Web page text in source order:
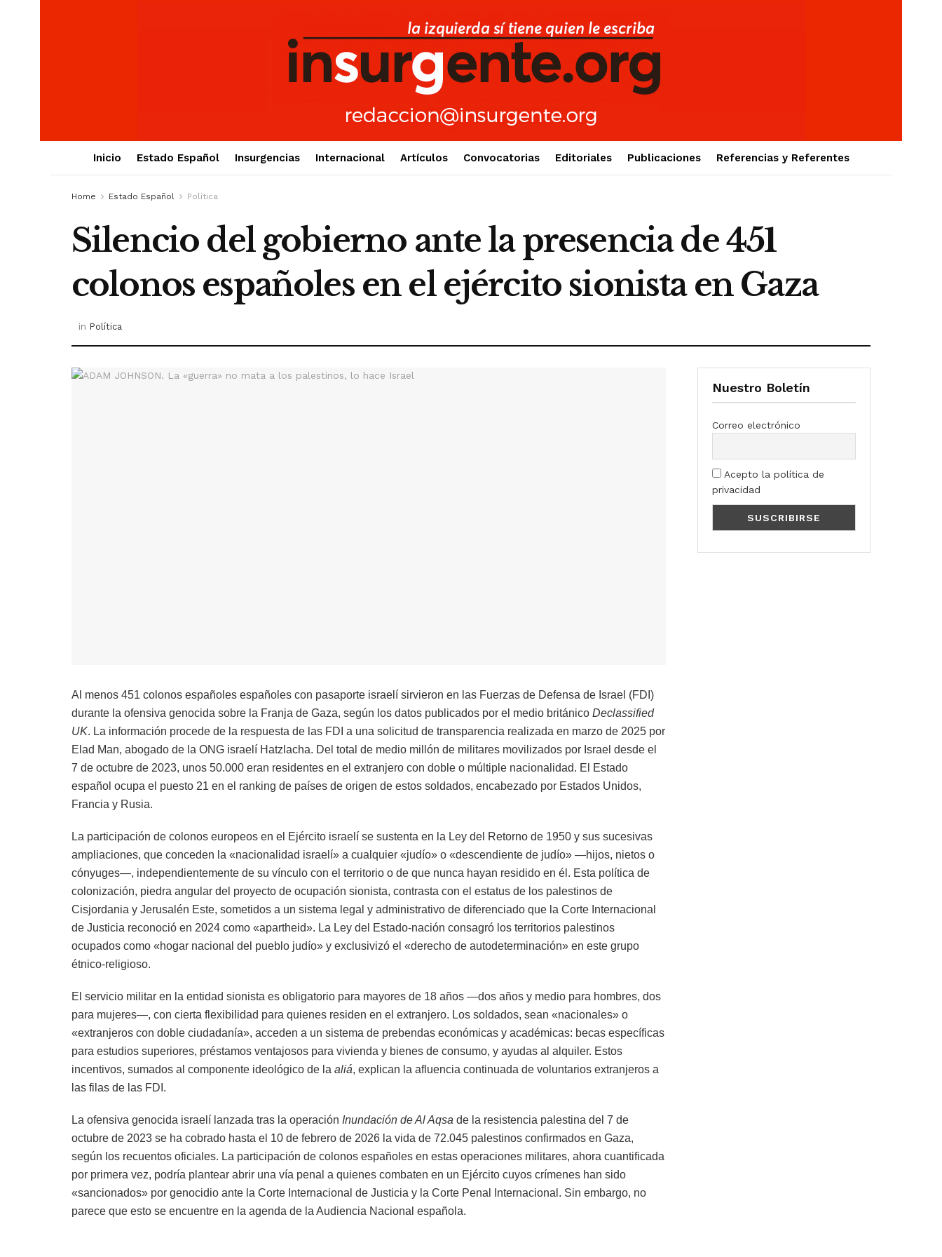
Inicio Estado Español Insurgencias Internacional Artículos Convocatorias Editoriales Publicaciones Referencias y Referentes
Home Estado Español Política
Silencio del gobierno ante la presencia de 451
colonos españoles en el ejército sionista en Gaza
in Política
Al menos 451 colonos españoles españoles con pasaporte israelí sirvieron en las Fuerzas de Defensa de Israel (FDI)
durante la ofensiva genocida sobre la Franja de Gaza, según los datos publicados por el medio británico Declassified
UK. La información procede de la respuesta de las FDI a una solicitud de transparencia realizada en marzo de 2025 por
Elad Man, abogado de la ONG israelí Hatzlacha. Del total de medio millón de militares movilizados por Israel desde el
7 de octubre de 2023, unos 50.000 eran residentes en el extranjero con doble o múltiple nacionalidad. El Estado
español ocupa el puesto 21 en el ranking de países de origen de estos soldados, encabezado por Estados Unidos,
Francia y Rusia.
La participación de colonos europeos en el Ejército israelí se sustenta en la Ley del Retorno de 1950 y sus sucesivas
ampliaciones, que conceden la «nacionalidad israelí» a cualquier «judío» o «descendiente de judío» —hijos, nietos o
cónyuges—, independientemente de su vínculo con el territorio o de que nunca hayan residido en él. Esta política de
colonización, piedra angular del proyecto de ocupación sionista, contrasta con el estatus de los palestinos de
Cisjordania y Jerusalén Este, sometidos a un sistema legal y administrativo de diferenciado que la Corte Internacional
de Justicia reconoció en 2024 como «apartheid». La Ley del Estado-nación consagró los territorios palestinos
ocupados como «hogar nacional del pueblo judío» y exclusivizó el «derecho de autodeterminación» en este grupo
étnico-religioso.
El servicio militar en la entidad sionista es obligatorio para mayores de 18 años —dos años y medio para hombres, dos
para mujeres—, con cierta flexibilidad para quienes residen en el extranjero. Los soldados, sean «nacionales» o
«extranjeros con doble ciudadanía», acceden a un sistema de prebendas económicas y académicas: becas específicas
para estudios superiores, préstamos ventajosos para vivienda y bienes de consumo, y ayudas al alquiler. Estos
incentivos, sumados al componente ideológico de la aliá, explican la afluencia continuada de voluntarios extranjeros a
las filas de las FDI.
La ofensiva genocida israelí lanzada tras la operación Inundación de Al Aqsa de la resistencia palestina del 7 de
octubre de 2023 se ha cobrado hasta el 10 de febrero de 2026 la vida de 72.045 palestinos confirmados en Gaza,
según los recuentos oficiales. La participación de colonos españoles en estas operaciones militares, ahora cuantificada
por primera vez, podría plantear abrir una vía penal a quienes combaten en un Ejército cuyos crímenes han sido
«sancionados» por genocidio ante la Corte Internacional de Justicia y la Corte Penal Internacional. Sin embargo, no
parece que esto se encuentre en la agenda de la Audiencia Nacional española.
Nuestro Boletín
Correo electrónico
Acepto la política de
privacidad